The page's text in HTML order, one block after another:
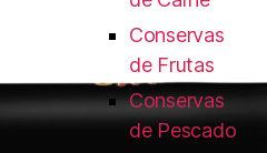
Conservas
de Frutas
Conservas
de Pescado